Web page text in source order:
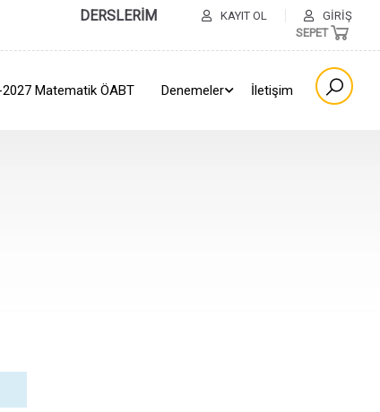
DERSLERİM KAYIT OL
GIRIŞ
SEPET
Matematik ÖABT Denemeler İletişim